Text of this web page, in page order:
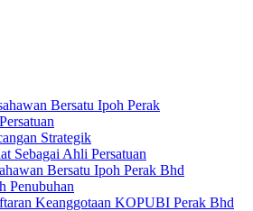
Bersatu Ipoh Perak
Strategik
Sebagai Ahli Persatuan
Bersatu Ipoh Perak Bhd
Penubuhan
Keanggotaan KOPUBI Perak Bhd